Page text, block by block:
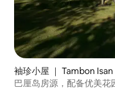
袖珍小屋 ｜ Tambon Isan
巴厘岛房源，配备优美花